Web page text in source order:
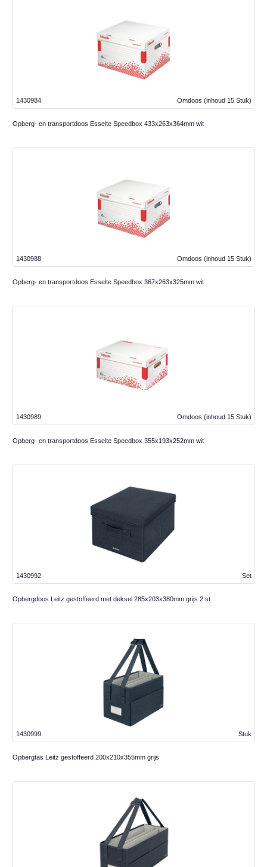
Omdoos (inhoud 15 Stuk)
1430984
Opberg- en transportdoos Esselte Speedbox 433x263x364mm wit
Omdoos (inhoud 15 Stuk)
1430988
Opberg- en transportdoos Esselte Speedbox 367x263x325mm wit
Omdoos (inhoud 15 Stuk)
1430989
Opberg- en transportdoos Esselte Speedbox 355x193x252mm wit
Set
1430992
Opbergdoos Leitz gestoffeerd met deksel 285x203x380mm grijs 2 st
Stuk
1430999
Opbergtas Leitz gestoffeerd 200x210x355mm grijs